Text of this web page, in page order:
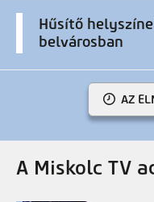
Hűsítő
belvárosban
AZ
A Miskolc TV